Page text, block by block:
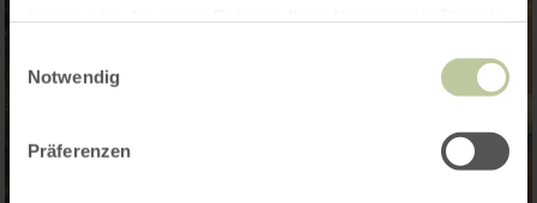
Notwendig
Präferenzen